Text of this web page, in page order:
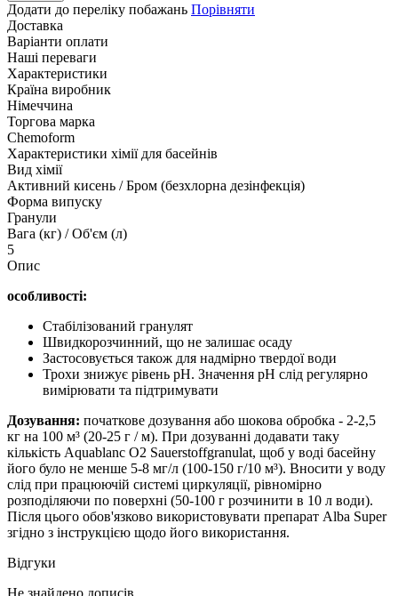
Додати до переліку побажань Порівняти
Доставка
Варіанти оплати
Наші переваги
Характеристики
Країна виробник
Німеччина
Торгова марка
Chemoform
Характеристики хімії для басейнів
Вид хімії
Активний кисень / Бром (безхлорна дезінфекція)
Форма випуску
Гранули
Вага (кг) / Об'єм (л)
5
Опис
особливості:
Стабілізований гранулят
Швидкорозчинний, що не залишає осаду
Застосовується також для надмірно твердої води
Трохи знижує рівень pH. Значення pH слід регулярно
вимірювати та підтримувати
Дозування: початкове дозування або шокова обробка - 2-2,5
кг на 100 м³ (20-25 г / м). При дозуванні додавати таку
кількість Aquablanc O2 Sauerstoffgranulat, щоб у воді басейну
його було не менше 5-8 мг/л (100-150 г/10 м³). Вносити у воду
слід при працюючій системі циркуляції, рівномірно
розподіляючи по поверхні (50-100 г розчинити в 10 л води).
Після цього обов'язково використовувати препарат Alba Super
згідно з інструкцією щодо його використання.
Відгуки
Не знайдено дописів